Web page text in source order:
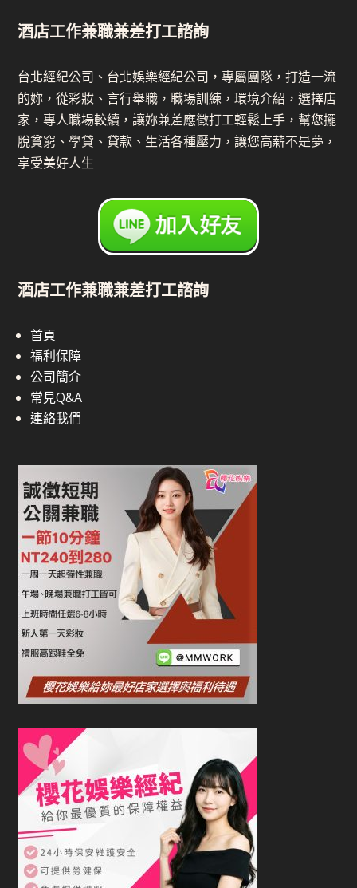
酒店工作兼職兼差打工諮詢
台北經紀公司、台北娛樂經紀公司，專屬團隊，打造一流
的妳，從彩妝、言行舉職，職場訓練，環境介紹，選擇店
家，專人職場較續，讓妳兼差應徵打工輕鬆上手，幫您擺
脫貧窮、學貸、貸款、生活各種壓力，讓您高薪不是夢，
享受美好人生
酒店工作兼職兼差打工諮詢
首頁
福利保障
公司簡介
常見Q&A
連絡我們